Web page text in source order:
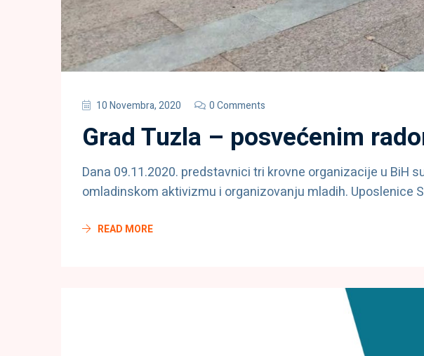
10 Novembra, 2020 0 Comments
Grad Tuzla – posvećenim
Dana 09.11.2020. predstavnici tri krovne organizacije u BiH
omladinskom aktivizmu i organizovanju mladih. Uposlenice
READ MORE